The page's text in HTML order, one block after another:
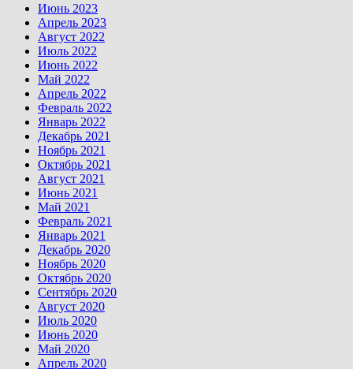
Июнь 2023
Апрель 2023
Август 2022
Июль 2022
Июнь 2022
Май 2022
Апрель 2022
Февраль 2022
Январь 2022
Декабрь 2021
Ноябрь 2021
Октябрь 2021
Август 2021
Июнь 2021
Май 2021
Февраль 2021
Январь 2021
Декабрь 2020
Ноябрь 2020
Октябрь 2020
Сентябрь 2020
Август 2020
Июль 2020
Июнь 2020
Май 2020
Апрель 2020